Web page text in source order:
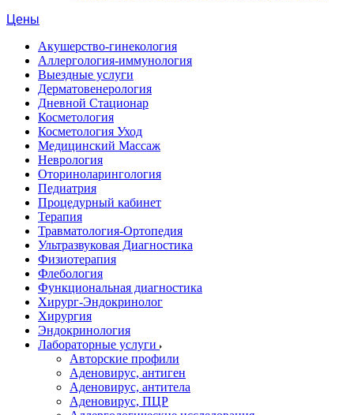
Цены
Акушерство-гинекология
Аллергология-иммунология
Выездные услуги
Дерматовенерология
Дневной Стационар
Косметология
Косметология Уход
Медицинский Массаж
Неврология
Оториноларингология
Педиатрия
Процедурный кабинет
Терапия
Травматология-Ортопедия
Ультразвуковая Диагностика
Физиотерапия
Флебология
Функциональная диагностика
Хирург-Эндокринолог
Хирургия
Эндокринология
Лабораторные услуги
Авторские профили
Аденовирус, антиген
Аденовирус, антитела
Аденовирус, ПЦР